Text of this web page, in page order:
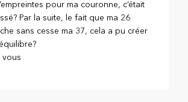
pour ma couronne, c’était
Par la suite, le fait que ma 26
sans cesse ma 37, cela a pu créer
vous